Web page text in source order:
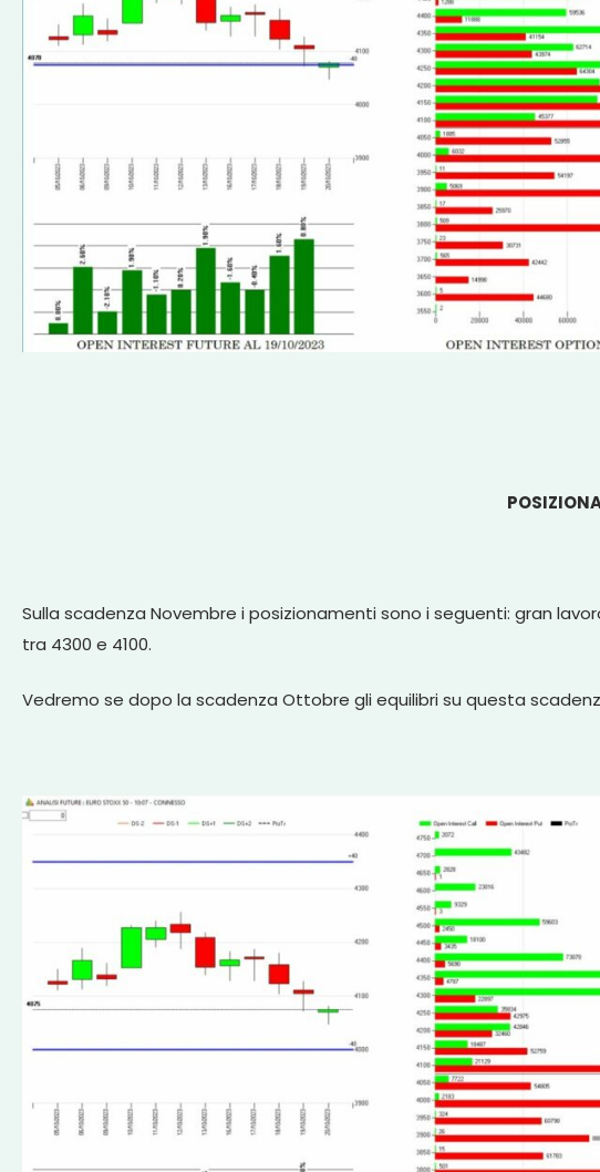
Sulla scadenza Novembre i posizionamenti sono i seguenti: gran
tra 4300 e 4100.
Vedremo se dopo la scadenza Ottobre gli equilibri su questa